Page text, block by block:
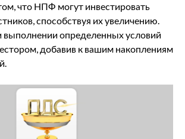
что НПФ могут инвестировать
способствуя их увеличению.
выполнении определенных условий
добавив к вашим накоплениям